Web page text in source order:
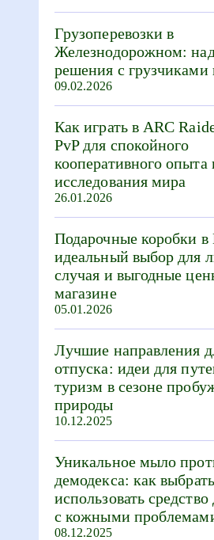
Грузоперевозки в
Железнодорожном:
решения с грузчиками
09.02.2026
Как играть в ARC
PvP для спокойного
кооперативного опыта
исследования мира
26.01.2026
Подарочные коробки
идеальный выбор для
случая и выгодные
магазине
05.01.2026
Лучшие направления
отпуска: идеи для
туризм в сезоне
природы
10.12.2025
Уникальное мыло
демодекса: как
использовать
с кожными
08.12.2025